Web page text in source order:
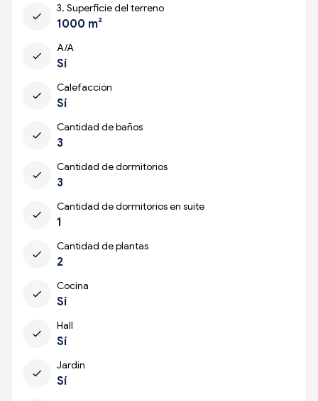
check
3. Superficie del terreno
1000 m²
check
A/A
Sí
check
Calefacción
Sí
check
Cantidad de baños
3
check
Cantidad de dormitorios
3
check
Cantidad de dormitorios en suite
1
check
Cantidad de plantas
2
check
Cocina
Sí
check
Hall
Sí
check
Jardín
Sí